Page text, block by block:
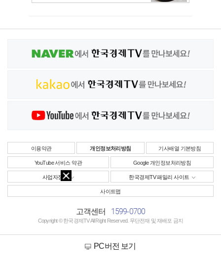
이용약관 개인정보처리방침 기사배열 기본방침
YouTube 서비스 약관 Google 개인정보처리방침
사업자정보 한국경제TV 패밀리 사이트
사이트맵
고객센터 1599-0700
Copyright © 한국경제TV All Right Reserved. 무단전재 및 재배포 금지
PC버전 보기